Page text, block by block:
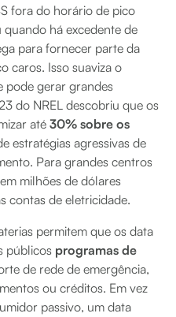
fora do horário de pico
há excedente de
para fornecer parte da
caros. Isso suaviza o
pode gerar grandes
do NREL descobriu que os
até30% sobre os
estratégias agressivas de
Para grandes centros
milhões de dólares
contas de eletricidade.
permitem que os data
públicos programas de
de rede de emergência,
ou créditos. Em vez
passivo, um data